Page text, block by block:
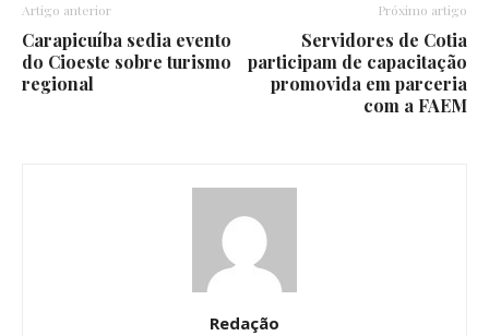
Artigo anterior
Carapicuíba sedia evento
do Cioeste sobre turismo
regional
Próximo artigo
Servidores de Cotia
participam de capacitação
promovida em parceria
com a FAEM
Redação